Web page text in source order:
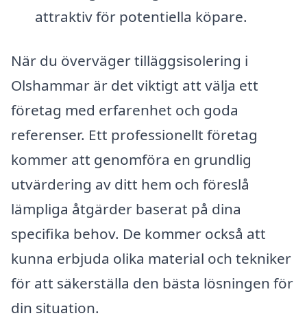
attraktiv för potentiella köpare.
När du överväger tilläggsisolering i
Olshammar är det viktigt att välja ett
företag med erfarenhet och goda
referenser. Ett professionellt företag
kommer att genomföra en grundlig
utvärdering av ditt hem och föreslå
lämpliga åtgärder baserat på dina
specifika behov. De kommer också att
kunna erbjuda olika material och tekniker
för att säkerställa den bästa lösningen för
din situation.